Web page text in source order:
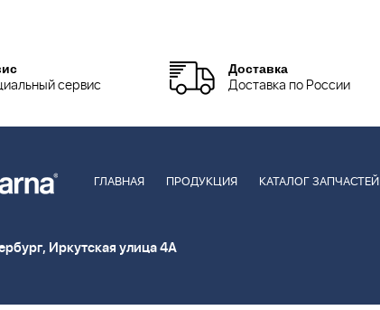
сервис
Доставка
Доставка по России
ГЛАВНАЯ ПРОДУКЦИЯ КАТАЛОГ ЗАПЧАСТЕЙ
Иркутская улица 4А